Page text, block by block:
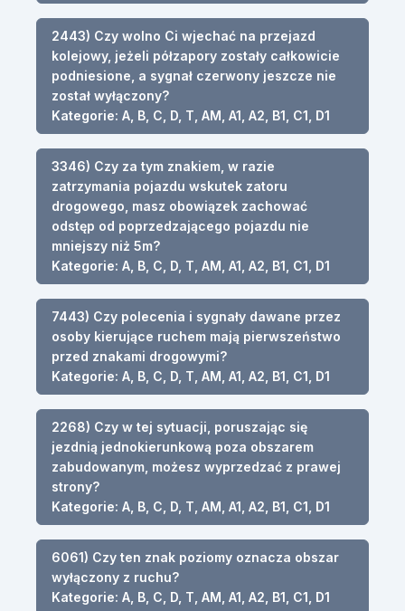
2443) Czy wolno Ci wjechać na przejazd
kolejowy, jeżeli półzapory zostały całkowicie
podniesione, a sygnał czerwony jeszcze nie
został wyłączony?
Kategorie: A, B, C, D, T, AM, A1, A2, B1, C1, D1
3346) Czy za tym znakiem, w razie
zatrzymania pojazdu wskutek zatoru
drogowego, masz obowiązek zachować
odstęp od poprzedzającego pojazdu nie
mniejszy niż 5m?
Kategorie: A, B, C, D, T, AM, A1, A2, B1, C1, D1
7443) Czy polecenia i sygnały dawane przez
osoby kierujące ruchem mają pierwszeństwo
przed znakami drogowymi?
Kategorie: A, B, C, D, T, AM, A1, A2, B1, C1, D1
2268) Czy w tej sytuacji, poruszając się
jezdnią jednokierunkową poza obszarem
zabudowanym, możesz wyprzedzać z prawej
strony?
Kategorie: A, B, C, D, T, AM, A1, A2, B1, C1, D1
6061) Czy ten znak poziomy oznacza obszar
wyłączony z ruchu?
Kategorie: A, B, C, D, T, AM, A1, A2, B1, C1, D1